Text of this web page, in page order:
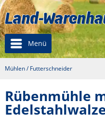
Menü
Mühlen / Futterschneider
Rübenmühle